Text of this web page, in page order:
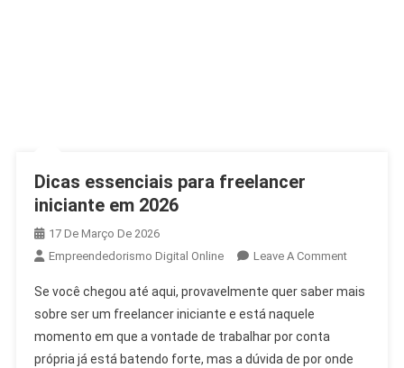
Dicas essenciais para freelancer
iniciante em 2026
17 De Março De 2026
Empreendedorismo Digital Online
Leave A Comment
Se você chegou até aqui, provavelmente quer saber mais
sobre ser um freelancer iniciante e está naquele
momento em que a vontade de trabalhar por conta
própria já está batendo forte, mas a dúvida de por onde